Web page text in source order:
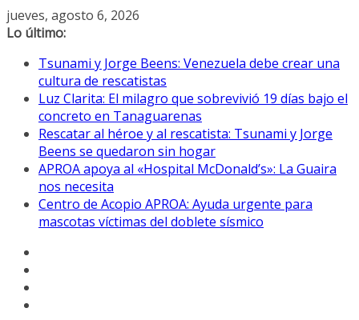
Saltar
al
jueves, agosto 6, 2026
Lo último:
Tsunami y Jorge Beens: Venezuela debe crear una
cultura de rescatistas
Luz Clarita: El milagro que sobrevivió 19 días bajo el
concreto en Tanaguarenas
Rescatar al héroe y al rescatista: Tsunami y Jorge
Beens se quedaron sin hogar
APROA apoya al «Hospital McDonald’s»: La Guaira
nos necesita
Centro de Acopio APROA: Ayuda urgente para
mascotas víctimas del doblete sísmico